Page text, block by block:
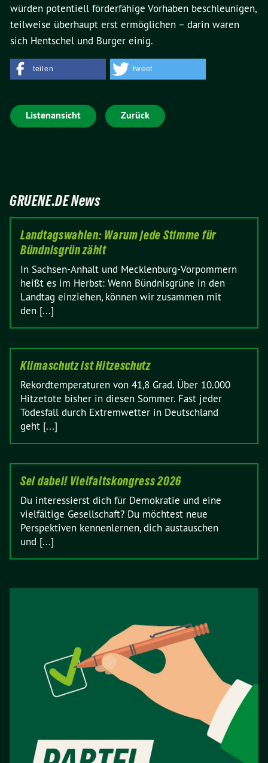
würden potentiell förderfähige Vorhaben beschleunigen,
teilweise überhaupt erst ermöglichen – darin waren
sich Hentschel und Burger einig.
teilen tweet
Listenansicht Zurück
GRUENE.DE News
Landtagswahlen: Warum jede Stimme für
Bündnisgrün zählt
In Sachsen-Anhalt und Mecklenburg-Vorpommern
heißt es im Herbst: Wenn Bündnisgrüne in den
Landtag einziehen, können wir zusammen mit
den [...]
Klimaschutz ist Hitzeschutz
Rekordtemperaturen von 41,8 Grad. Über 10.000
Hitzetote bisher in diesen Sommer. Fast jeder
Todesfall durch Extremwetter in Deutschland
geht [...]
Sei dabei! Vielfaltskongress 2026
Du interessierst dich für Demokratie und eine
vielfältige Gesellschaft? Du möchtest neue
Perspektiven kennenlernen, dich austauschen
und [...]